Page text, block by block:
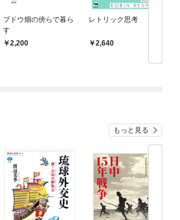
ブドウ畑の傍らで暮ら
す
2,200
レトリック思考
2,640
もっと見る